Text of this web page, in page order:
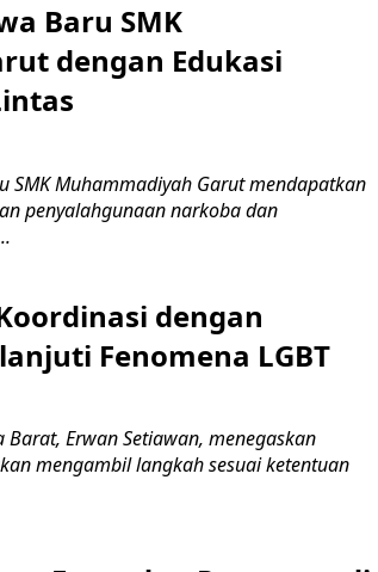
Baru SMK
dengan Edukasi
SMK Muhammadiyah Garut mendapatkan
penyalahgunaan narkoba dan
dengan
Fenomena LGBT
Barat, Erwan Setiawan, menegaskan
mengambil langkah sesuai ketentuan